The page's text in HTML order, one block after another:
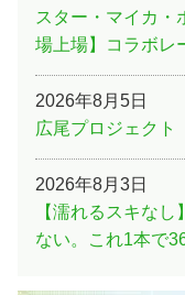
スター・マイカ・
場上場】コラボレ
2026年8月5日
広尾プロジェクト
2026年8月3日
【濡れるスキな
ない。これ1本で